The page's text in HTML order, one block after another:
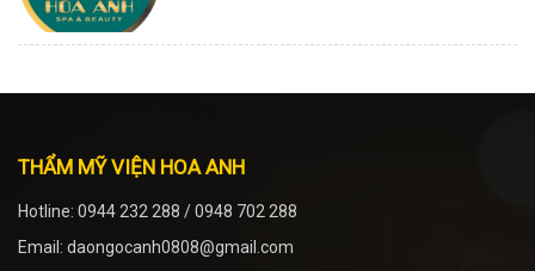
THẨM MỸ VIỆN HOA ANH
Hotline: 0944 232 288 / 0948 702 288
Email: daongocanh0808@gmail.com